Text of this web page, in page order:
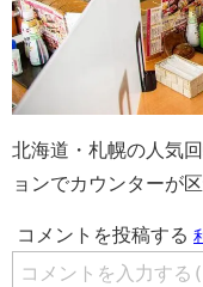
北海道・札幌の人気
ョンでカウンターが